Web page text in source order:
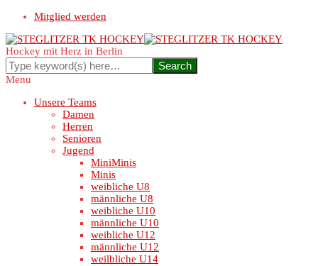
Mitglied werden
Hockey mit Herz in Berlin
Menu
Unsere Teams
Damen
Herren
Senioren
Jugend
MiniMinis
Minis
weibliche U8
männliche U8
weibliche U10
männliche U10
weibliche U12
männliche U12
weilbliche U14